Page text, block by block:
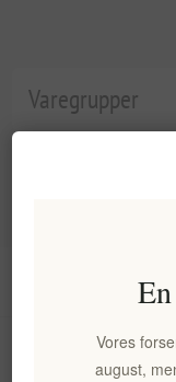
Varegrupper
Vores
august,